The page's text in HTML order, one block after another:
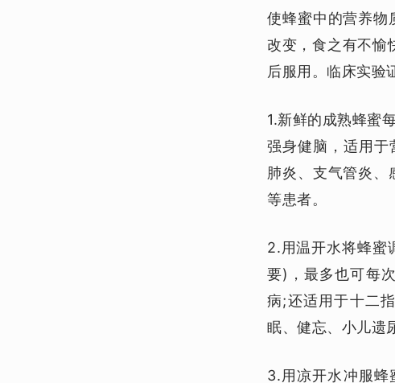
使蜂蜜中的营养物
改变，食之有不愉
后服用。临床实验
1.新鲜的成熟蜂蜜
强身健脑，适用于
肺炎、支气管炎、
等患者。
2.用温开水将蜂蜜
要)，最多也可每
病;还适用于十二
眠、健忘、小儿遗
3.用凉开水冲服